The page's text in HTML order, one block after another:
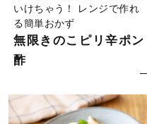
いけちゃう！ レンジで作れ
る簡単おかず
無限きのこピリ辛ポン
酢